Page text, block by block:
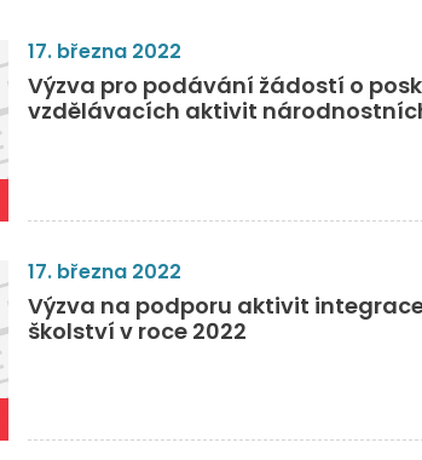
17. března 2022
Výzva pro podávání žádostí o
vzdělávacích aktivit
17. března 2022
Výzva na podporu aktivit
školství v roce 2022